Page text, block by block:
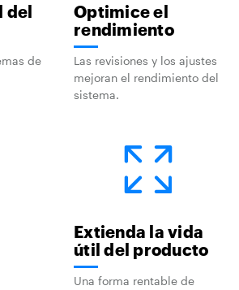
del
de
Optimice el
rendimiento
Las revisiones y los ajustes
mejoran el rendimiento del
sistema.
Extienda la vida
útil del producto
Una forma rentable de